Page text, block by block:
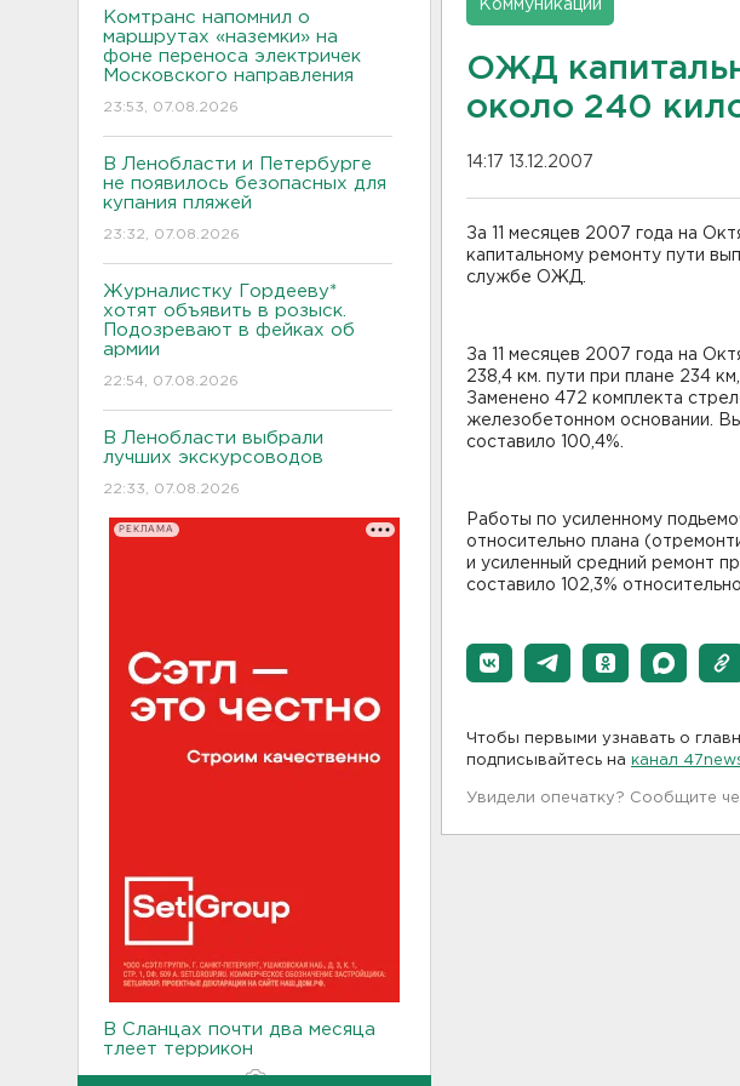
Комтранс напомнил о
маршрутах «наземки» на
фоне переноса электричек
Московского направления
23:53, 07.08.2026
В Ленобласти и Петербурге
не появилось безопасных для
купания пляжей
23:32, 07.08.2026
Журналистку Гордееву*
хотят объявить в розыск.
Подозревают в фейках об
армии
22:54, 07.08.2026
В Ленобласти выбрали
лучших экскурсоводов
22:33, 07.08.2026
РЕКЛАМА
В Сланцах почти два месяца
тлеет террикон
Коммуникации
ОЖД
около 240
14:17 13.12.2007
За 11 месяцев 2007 года на
капитальному ремонту пути
службе ОЖД.
За 11 месяцев 2007 года на
238,4 км. пути при плане 234
Заменено 472 комплекта
железобетонном основании.
составило 100,4%.
Работы по усиленному
относительно плана
и усиленный средний ремонт
составило 102,3%
Чтобы первыми узнавать о
подписывайтесь на канал
Увидели опечатку? Сообщите